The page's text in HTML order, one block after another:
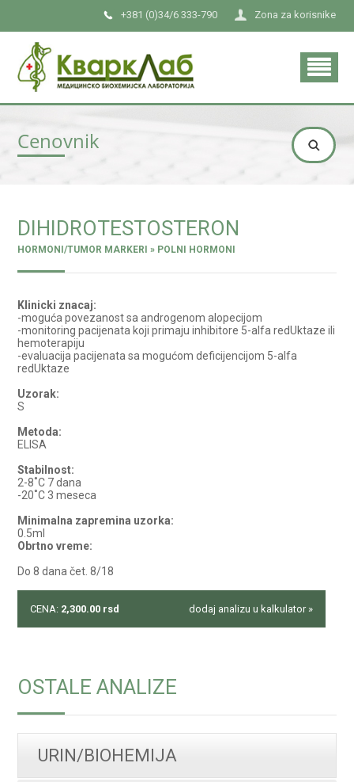
Zona za korisnike
+381 (0)34/6 333-790
Cenovnik
DIHIDROTESTOSTERON
HORMONI/TUMOR MARKERI » POLNI HORMONI
Klinicki znacaj:
-moguća povezanost sa androgenom alopecijom
-monitoring pacijenata koji primaju inhibitore 5-alfa redUktaze ili
hemoterapiju
-evaluacija pacijenata sa mogućom deficijencijom 5-alfa
redUktaze
Uzorak:
S
Metoda:
ELISA
Stabilnost:
2-8˚C 7 dana
-20˚C 3 meseca
Minimalna zapremina uzorka:
0.5ml
Obrtno vreme:
Do 8 dana čet. 8/18
CENA: 2,300.00 rsd dodaj analizu u kalkulator »
OSTALE ANALIZE
URIN/BIOHEMIJA